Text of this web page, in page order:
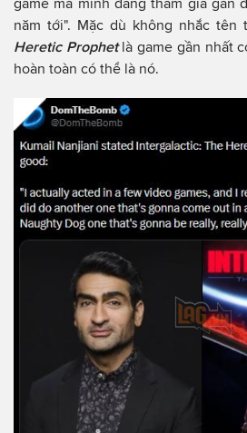
game mà mình đang tham gia gần
năm tới". Mặc dù không nhắc tên
Heretic Prophetlà game gần nhất
hoàn toàn có thể là nó.